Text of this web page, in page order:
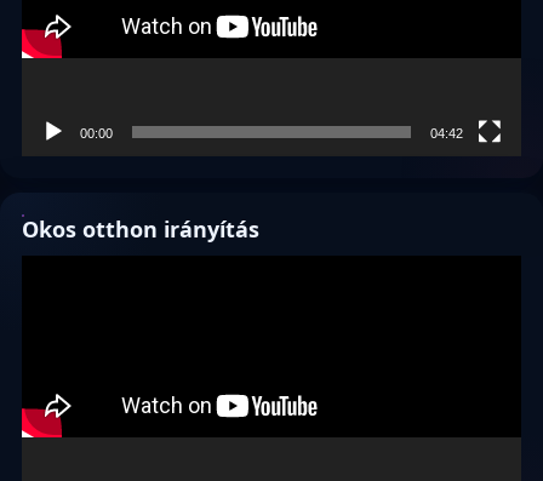
00:00 04:42
Okos otthon irányítás